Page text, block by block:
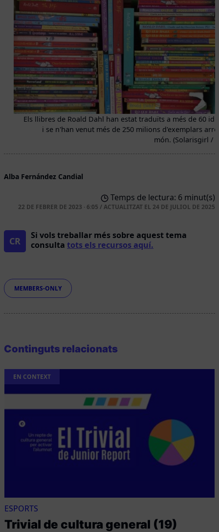
Els llibres de Roald Dahl han estat traduïts a més de 60
i se n'han venut més de 250 milions d'exemplars
món. (Solarisgirl /
Alba Fernández Candial
Temps de lectura: 6 minut(s)
22 DE FEBRER DE 2023 · 6:05 /ACTUALITZAT EL 24 DE JULIOL DE 2025
CR
Si vols treballar més sobre aquest tema
consulta tots els recursos aquí.
Etiquetes
MEMBERS-ONLY
Continguts relacionats
EN CONTEXT
ESPORTS
Trivial de cultura general (19)